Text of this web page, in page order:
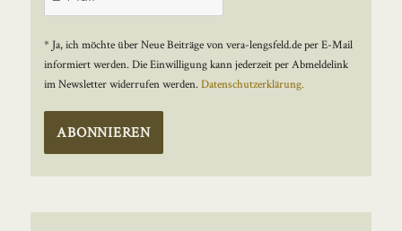
* Ja, ich möchte über Neue Beiträge von vera-lengsfeld.de per E-Mail
informiert werden. Die Einwilligung kann jederzeit per Abmeldelink
im Newsletter widerrufen werden.Datenschutzerklärung.